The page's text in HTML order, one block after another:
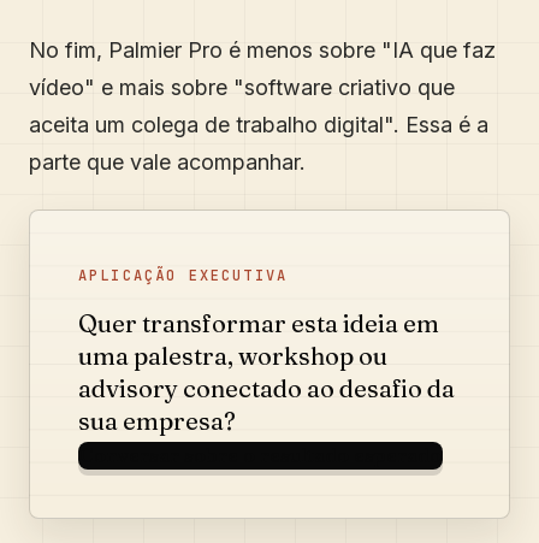
No fim, Palmier Pro é menos sobre "IA que faz
vídeo" e mais sobre "software criativo que
aceita um colega de trabalho digital". Essa é a
parte que vale acompanhar.
APLICAÇÃO EXECUTIVA
Quer transformar esta ideia em
uma palestra, workshop ou
advisory conectado ao desafio da
sua empresa?
Conversar sobre o resultado esperado